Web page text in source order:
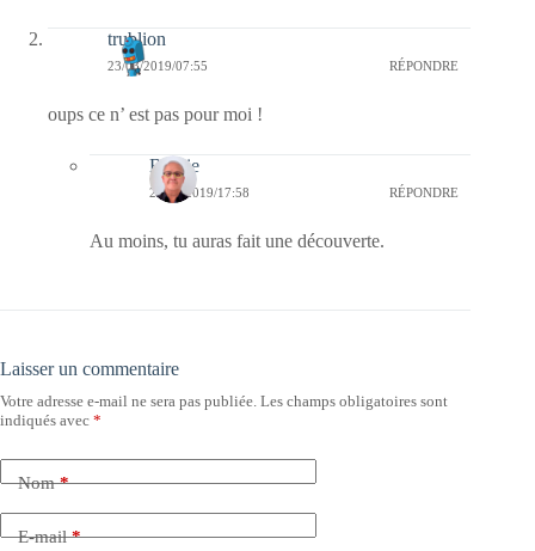
trublion
23/03/2019/07:55 RÉPONDRE
oups ce n’ est pas pour moi !
Bernie
23/03/2019/17:58 RÉPONDRE
Au moins, tu auras fait une découverte.
Laisser un commentaire
Votre adresse e-mail ne sera pas publiée. Les champs obligatoires sont
indiqués avec *
Nom*
E-mail*